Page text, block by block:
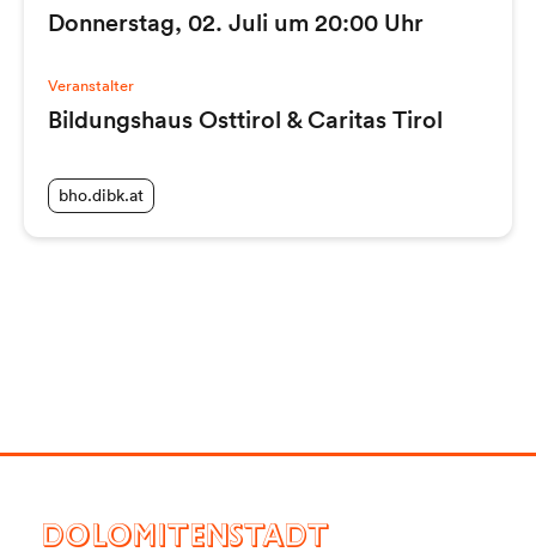
Donnerstag, 02. Juli um 20:00 Uhr
Veranstalter
Bildungshaus Osttirol & Caritas Tirol
bho.dibk.at
DOLOMITENSTADT